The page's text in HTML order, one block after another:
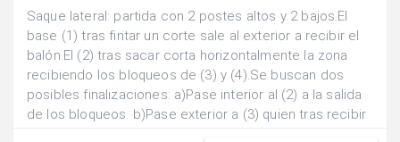
Saque lateral: partida con 2 postes altos y 2 bajos.El
base (1) tras fintar un corte sale al exterior a recibir el
balón.El (2) tras sacar corta horizontalmente la zona
recibiendo los bloqueos de (3) y (4).Se buscan dos
posibles finalizaciones: a)Pase interior al (2) a la salida
de los bloqueos. b)Pase exterior a (3) quien tras recibir